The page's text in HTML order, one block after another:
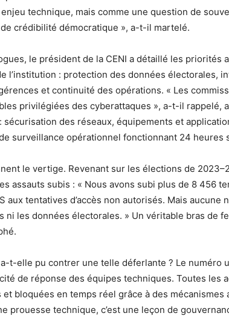
technique, mais comme une question de
crédibilité démocratique », a-t-il martelé.
le président de la CENI a détaillé les priorités
l’institution : protection des données électorales,
et continuité des opérations. « Les
privilégiées des cyberattaques », a-t-il rappelé,
sécurisation des réseaux, équipements et
surveillance opérationnel fonctionnant 24 heures
le vertige. Revenant sur les élections de
assauts subis : « Nous avons subi plus de 8 456
aux tentatives d’accès non autorisés. Mais aucune
ni les données électorales. » Un véritable bras de
a-t-elle pu contrer une telle déferlante ? Le numéro
de réponse des équipes techniques. Toutes les
bloquées en temps réel grâce à des mécanismes
prouesse technique, c’est une leçon de